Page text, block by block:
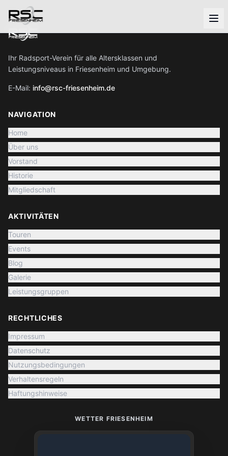
Ihr Radsport-Verein für alle Altersklassen und
Leistungsniveaus in Friesenheim und Umgebung.
E-Mail: info@rsc-friesenheim.de
NAVIGATION
Home
Über uns
Vorstand
Historie
Mitgliedschaft
AKTIVITÄTEN
Touren
Events
Blog
Galerie
Leistungsgruppen
RECHTLICHES
Impressum
Datenschutz
Nutzungsbedingungen
Verhaltensregeln
Haftungshinweise
WETTER FRIESENHEIM